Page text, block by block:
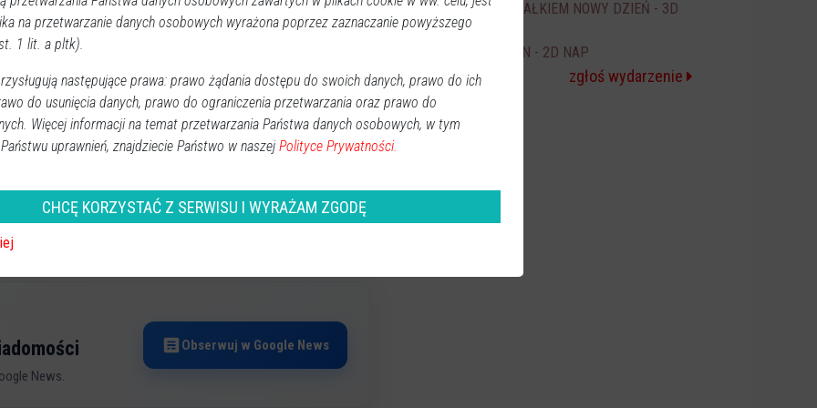
regulaminu mogą kontaktować się
telefonu29 761 52 46lub odwiedzić stronę
dostępny jest pełny regulamin wydarzenia.
czy po prostu szukasz ciekawego
w Goworowie to obowiązkowy punkt na mapie
News.
Obserwuj w Google News
20:00 SPIDER-MAN CAŁKIEM NOWY DZIEŃ - 3D
NAP
ICE CREAM MAN - 2D NAP
zgłoś wydarzenie
na przetwarzanie danych osobowych wyrażona poprzez zaznaczanie powyższego
1 lit. a pltk).
następujące prawa: prawo żądania dostępu do swoich danych, prawo do ich
do usunięcia danych, prawo do ograniczenia przetwarzania oraz prawo do
Więcej informacji na temat przetwarzania Państwa danych osobowych, w tym
uprawnień, znajdziecie Państwo w naszej Polityce Prywatności.
CHCĘ KORZYSTAĆ Z SERWISU I WYRAŻAM ZGODĘ